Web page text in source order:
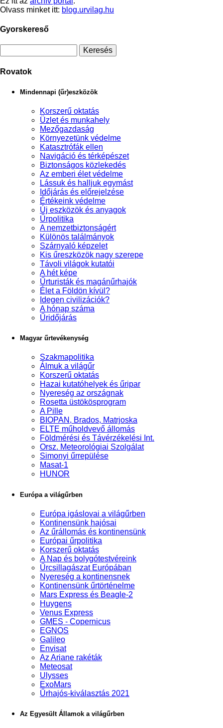
Olvass minket itt: blog.urvilag.hu
Gyorskereső
Rovatok
Mindennapi (űr)eszközök
Korszerű oktatás
Üzlet és munkahely
Mezőgazdaság
Környezetünk védelme
Katasztrófák ellen
Navigáció és térképészet
Biztonságos közlekedés
Az emberi élet védelme
Lássuk és halljuk egymást
Időjárás és előrejelzése
Értékeink védelme
Új eszközök és anyagok
Űrpolitika
A nemzetbiztonságért
Különös találmányok
Szárnyaló képzelet
Kis űreszközök nagy szerepe
Távoli világok kutatói
A hét képe
Űrturisták és magánűrhajók
Élet a Földön kívül?
Idegen civilizációk?
A hónap száma
Űridőjárás
Magyar űrtevékenység
Szakmapolitika
Álmuk a világűr
Korszerű oktatás
Hazai kutatóhelyek és űripar
Nyereség az országnak
Rosetta üstökösprogram
A Pille
BIOPAN, Brados, Matrjoska
ELTE műholdvevő állomás
Földmérési és Távérzékelési Int.
Orsz. Meteorológiai Szolgálat
Simonyi űrrepülése
Masat-1
HUNOR
Európa a világűrben
Európa igáslovai a világűrben
Kontinensünk hajósai
Az űrállomás és kontinensünk
Európai űrpolitika
Korszerű oktatás
A Nap és bolygótestvéreink
Űrcsillagászat Európában
Nyereség a kontinensnek
Kontinensünk űrtörténelme
Mars Express és Beagle-2
Huygens
Venus Express
GMES - Copernicus
EGNOS
Galileo
Envisat
Az Ariane rakéták
Meteosat
Ulysses
ExoMars
Űrhajós-kiválasztás 2021
Az Egyesült Államok a világűrben